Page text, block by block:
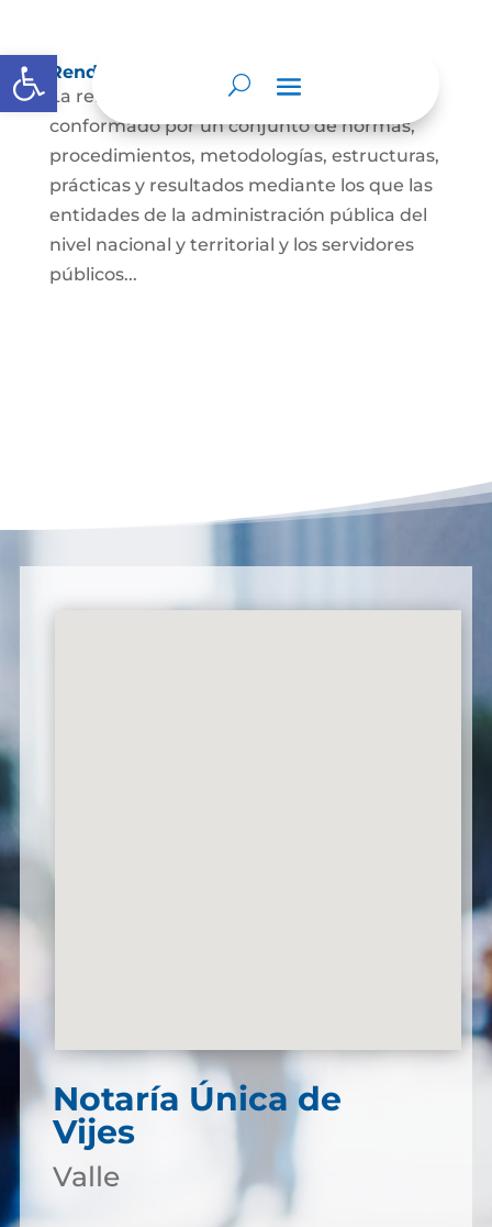
Abrir barra de herramientas
Rendición de cuentas
La rendición de cuentas es el proceso
conformado por un conjunto de normas,
procedimientos, metodologías, estructuras,
prácticas y resultados mediante los que las
entidades de la administración pública del
nivel nacional y territorial y los servidores
públicos...
Notaría Única de
Vijes
Valle